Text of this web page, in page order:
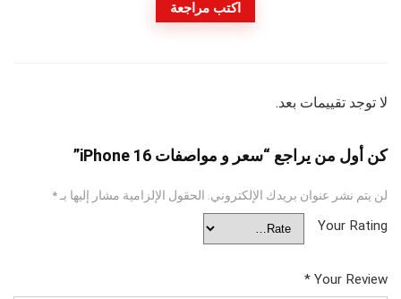
اكتب مراجعة
لا توجد تقييمات بعد.
كن أول من يراجع “سعر و مواصفات iPhone 16”
لن يتم نشر عنوان بريدك الإلكتروني. الحقول الإلزامية مشار إليها بـ*
Your Rating
Your Review
*